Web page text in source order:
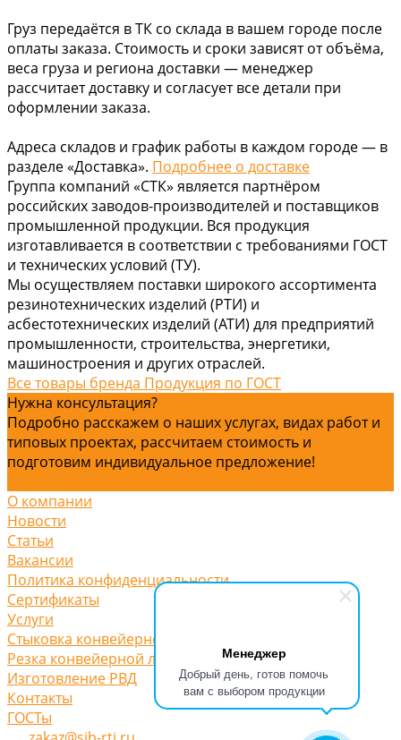
Менеджер
Добрый день, готов помочь
вам с выбором продукции
Груз передаётся в ТК со склада в вашем городе после
оплаты заказа. Стоимость и сроки зависят от объёма,
веса груза и региона доставки — менеджер
рассчитает доставку и согласует все детали при
оформлении заказа.
Адреса складов и график работы в каждом городе — в
разделе «Доставка». Подробнее о доставке
Группа компаний «СТК» является партнёром
российских заводов-производителей и поставщиков
промышленной продукции. Вся продукция
изготавливается в соответствии с требованиями ГОСТ
и технических условий (ТУ).
Мы осуществляем поставки широкого ассортимента
резинотехнических изделий (РТИ) и
асбестотехнических изделий (АТИ) для предприятий
промышленности, строительства, энергетики,
машиностроения и других отраслей.
Все товары бренда Продукция по ГОСТ
Нужна консультация?
Подробно расскажем о наших услугах, видах работ и
типовых проектах, рассчитаем стоимость и
подготовим индивидуальное предложение!
О компании
Новости
Статьи
Вакансии
Политика конфиденциальности
Сертификаты
Услуги
Стыковка конвейерной ленты
Резка конвейерной ленты
Изготовление РВД
Контакты
ГОСТы